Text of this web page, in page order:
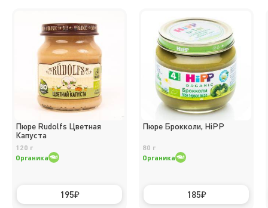
Пюре Rudolfs Цветная
Капуста
120 г
Органика
195
Пюре Брокколи, HiPP
80 г
Органика
185